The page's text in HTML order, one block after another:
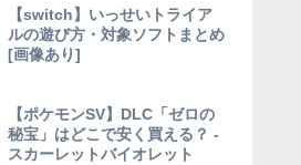
【switch】いっせいトライア
ルの遊び方・対象ソフトまとめ
[画像あり]
【ポケモンSV】DLC「ゼロの
秘宝」はどこで安く買える？ -
スカーレットバイオレット